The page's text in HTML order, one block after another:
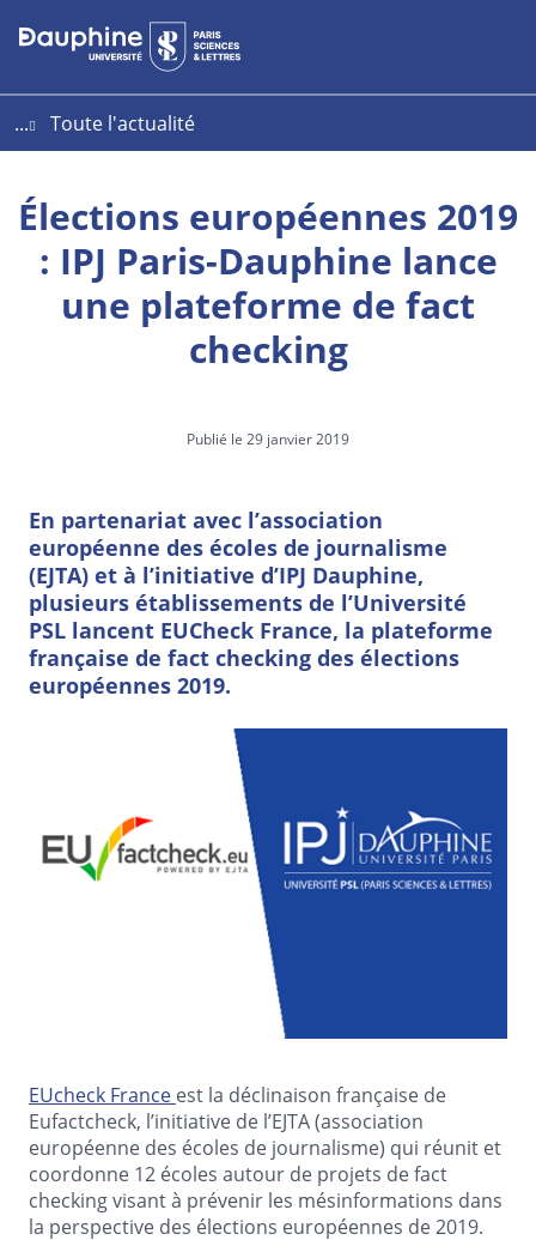
Aller
au
Aller
au
Plan
du
...
Toute l'actualité
Élections européennes 2019
: IPJ Paris-Dauphine lance
une plateforme de fact
checking
Publié le 29 janvier 2019
En partenariat avec l’association
européenne des écoles de journalisme
(EJTA) et à l’initiative d’IPJ Dauphine,
plusieurs établissements de l’Université
PSL lancent EUCheck France, la plateforme
française de fact checking des élections
européennes 2019.
EUcheck France est la déclinaison française de
Eufactcheck, l’initiative de l’EJTA (association
européenne des écoles de journalisme) qui réunit et
coordonne 12 écoles autour de projets de fact
checking visant à prévenir les mésinformations dans
la perspective des élections européennes de 2019.